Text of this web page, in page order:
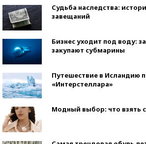
Судьба наследства:
завещаний
Бизнес уходит под воду:
закупают субмарины
Путешествие в Исландию
«Интерстеллара»
Модный выбор: что взять